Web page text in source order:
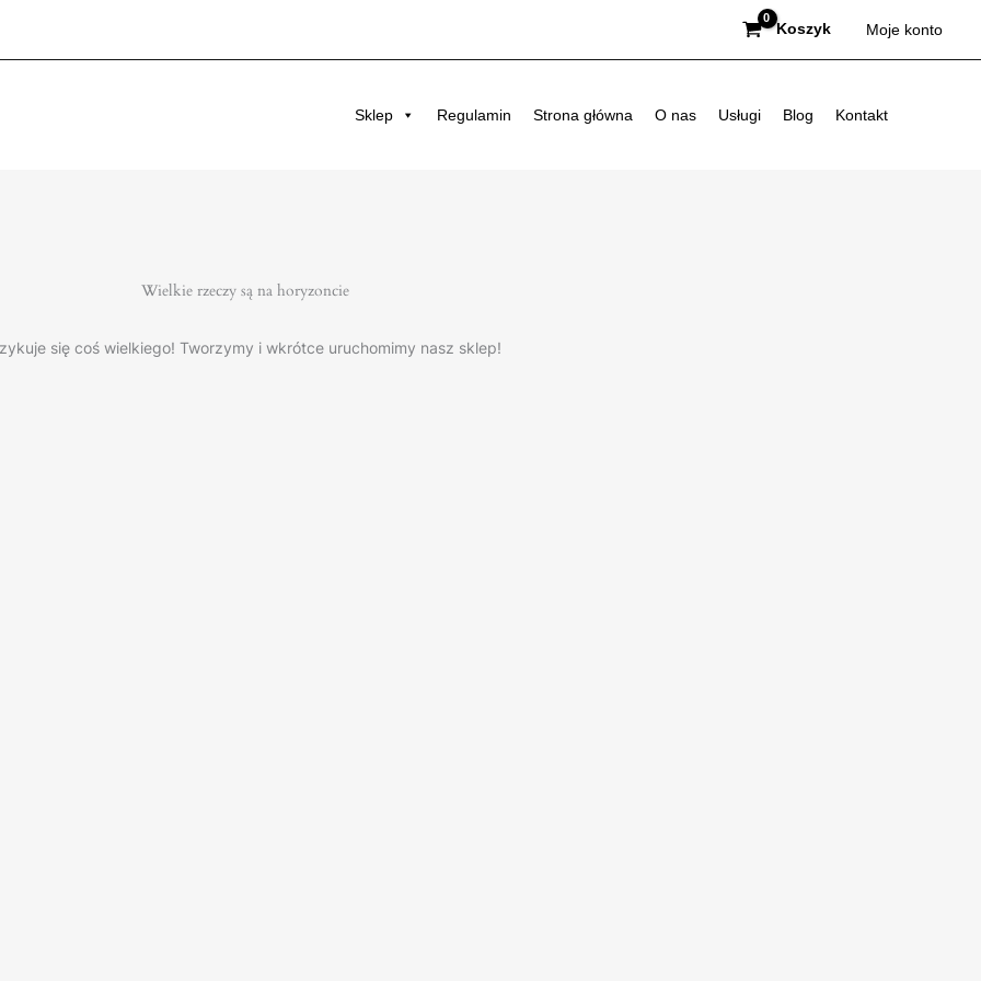
Koszyk Moje konto
Sklep Regulamin Strona główna O nas Usługi Blog Kontakt
Wielkie rzeczy są na horyzoncie
się coś wielkiego! Tworzymy i wkrótce uruchomimy nasz sklep!